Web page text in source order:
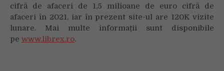
cifră de afaceri de 1,5 milioane de euro cifră de
afaceri în 2021, iar în prezent site-ul are 120K vizite
lunare. Mai multe informații sunt disponibile
pe www.librex.ro.